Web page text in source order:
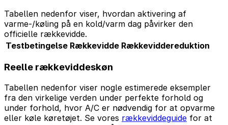
Tabellen nedenfor viser, hvordan aktivering af
varme-/køling på en kold/varm dag påvirker den
officielle rækkevidde.
Testbetingelse Rækkevidde Rækkeviddereduktion
Reelle rækkeviddeskøn
Tabellen nedenfor viser nogle estimerede eksempler
fra den virkelige verden under perfekte forhold og
under forhold, hvor A/C er nødvendig for at opvarme
eller køle køretøjet. Se vores rækkeviddeguide for at